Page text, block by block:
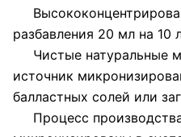
разбавления 20 мл на 10
Чистые натуральные
источник
балластных солей или
Процесс